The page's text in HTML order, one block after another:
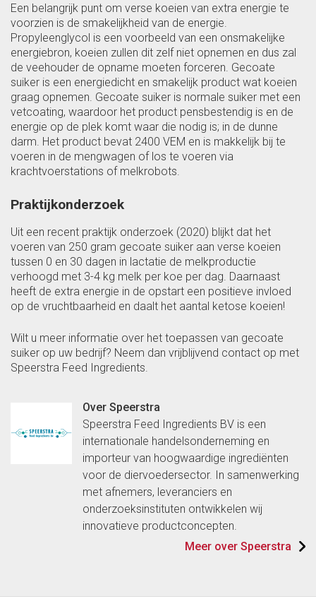
Een belangrijk punt om verse koeien van extra energie te
voorzien is de smakelijkheid van de energie.
Propyleenglycol is een voorbeeld van een onsmakelijke
energiebron, koeien zullen dit zelf niet opnemen en dus zal
de veehouder de opname moeten forceren. Gecoate
suiker is een energiedicht en smakelijk product wat koeien
graag opnemen. Gecoate suiker is normale suiker met een
vetcoating, waardoor het product pensbestendig is en de
energie op de plek komt waar die nodig is; in de dunne
darm. Het product bevat 2400 VEM en is makkelijk bij te
voeren in de mengwagen of los te voeren via
krachtvoerstations of melkrobots.
Praktijkonderzoek
Uit een recent praktijk onderzoek (2020) blijkt dat het
voeren van 250 gram gecoate suiker aan verse koeien
tussen 0 en 30 dagen in lactatie de melkproductie
verhoogd met 3-4 kg melk per koe per dag. Daarnaast
heeft de extra energie in de opstart een positieve invloed
op de vruchtbaarheid en daalt het aantal ketose koeien!
Wilt u meer informatie over het toepassen van gecoate
suiker op uw bedrijf? Neem dan vrijblijvend contact op met
Speerstra Feed Ingredients.
Over Speerstra
Speerstra Feed Ingredients BV is een
internationale handelsonderneming en
importeur van hoogwaardige ingrediënten
voor de diervoedersector. In samenwerking
met afnemers, leveranciers en
onderzoeksinstituten ontwikkelen wij
innovatieve productconcepten.
Meer over Speerstra